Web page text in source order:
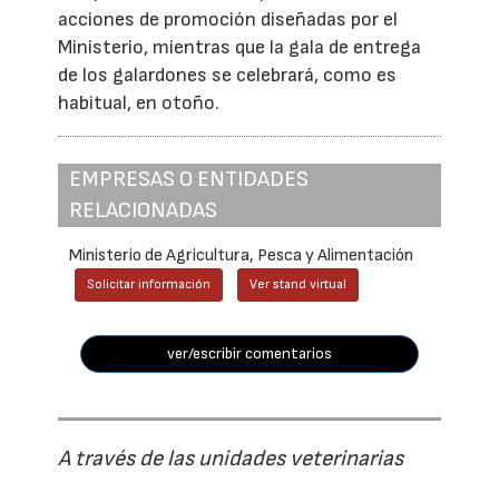
acciones de promoción diseñadas por el
Ministerio, mientras que la gala de entrega
de los galardones se celebrará, como es
habitual, en otoño.
EMPRESAS O ENTIDADES
RELACIONADAS
Ministerio de Agricultura, Pesca y Alimentación
Solicitar información Ver stand virtual
ver/escribir comentarios
A través de las unidades veterinarias